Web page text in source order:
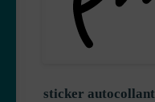
sticker